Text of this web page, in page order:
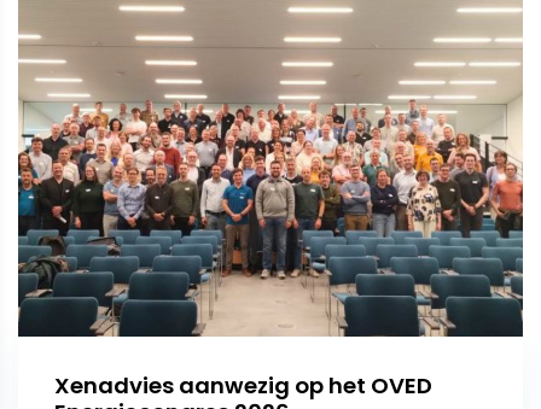
Xenadvies aanwezig op het OVED